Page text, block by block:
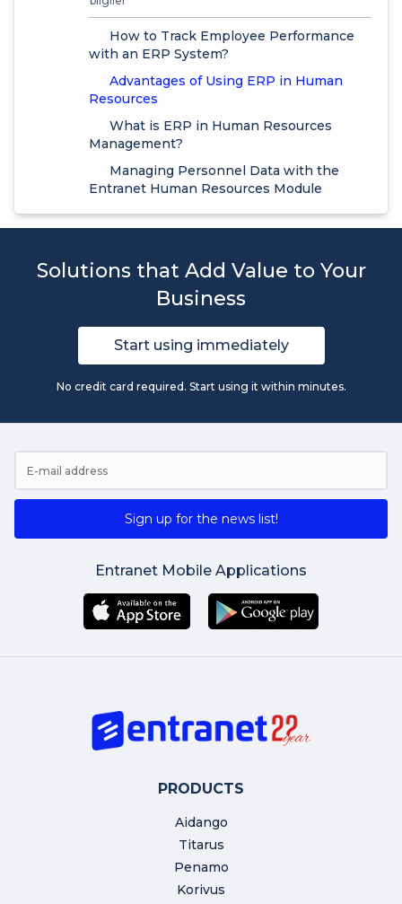
How to Track Employee Performance
with an ERP System?
Advantages of Using ERP in Human
Resources
What is ERP in Human Resources
Management?
Managing Personnel Data with the
Entranet Human Resources Module
Solutions that Add Value to Your
Business
Start using immediately
No credit card required. Start using it within minutes.
Sign up for the news list!
Entranet Mobile Applications
PRODUCTS
Aidango
Titarus
Penamo
Korivus